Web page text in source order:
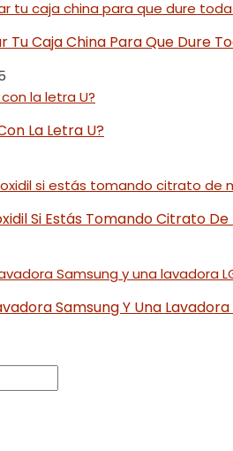
Caja China Para Que Dure
La Letra U?
Si Estás Tomando Citrato
Samsung Y Una